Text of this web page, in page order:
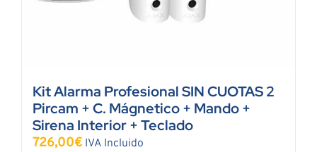
Kit Alarma Profesional SIN CUOTAS 2
Pircam + C. Mágnetico + Mando +
Sirena Interior + Teclado
726,00€ IVA Incluido